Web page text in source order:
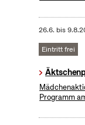
26.6. bis
Eintritt frei
Programm